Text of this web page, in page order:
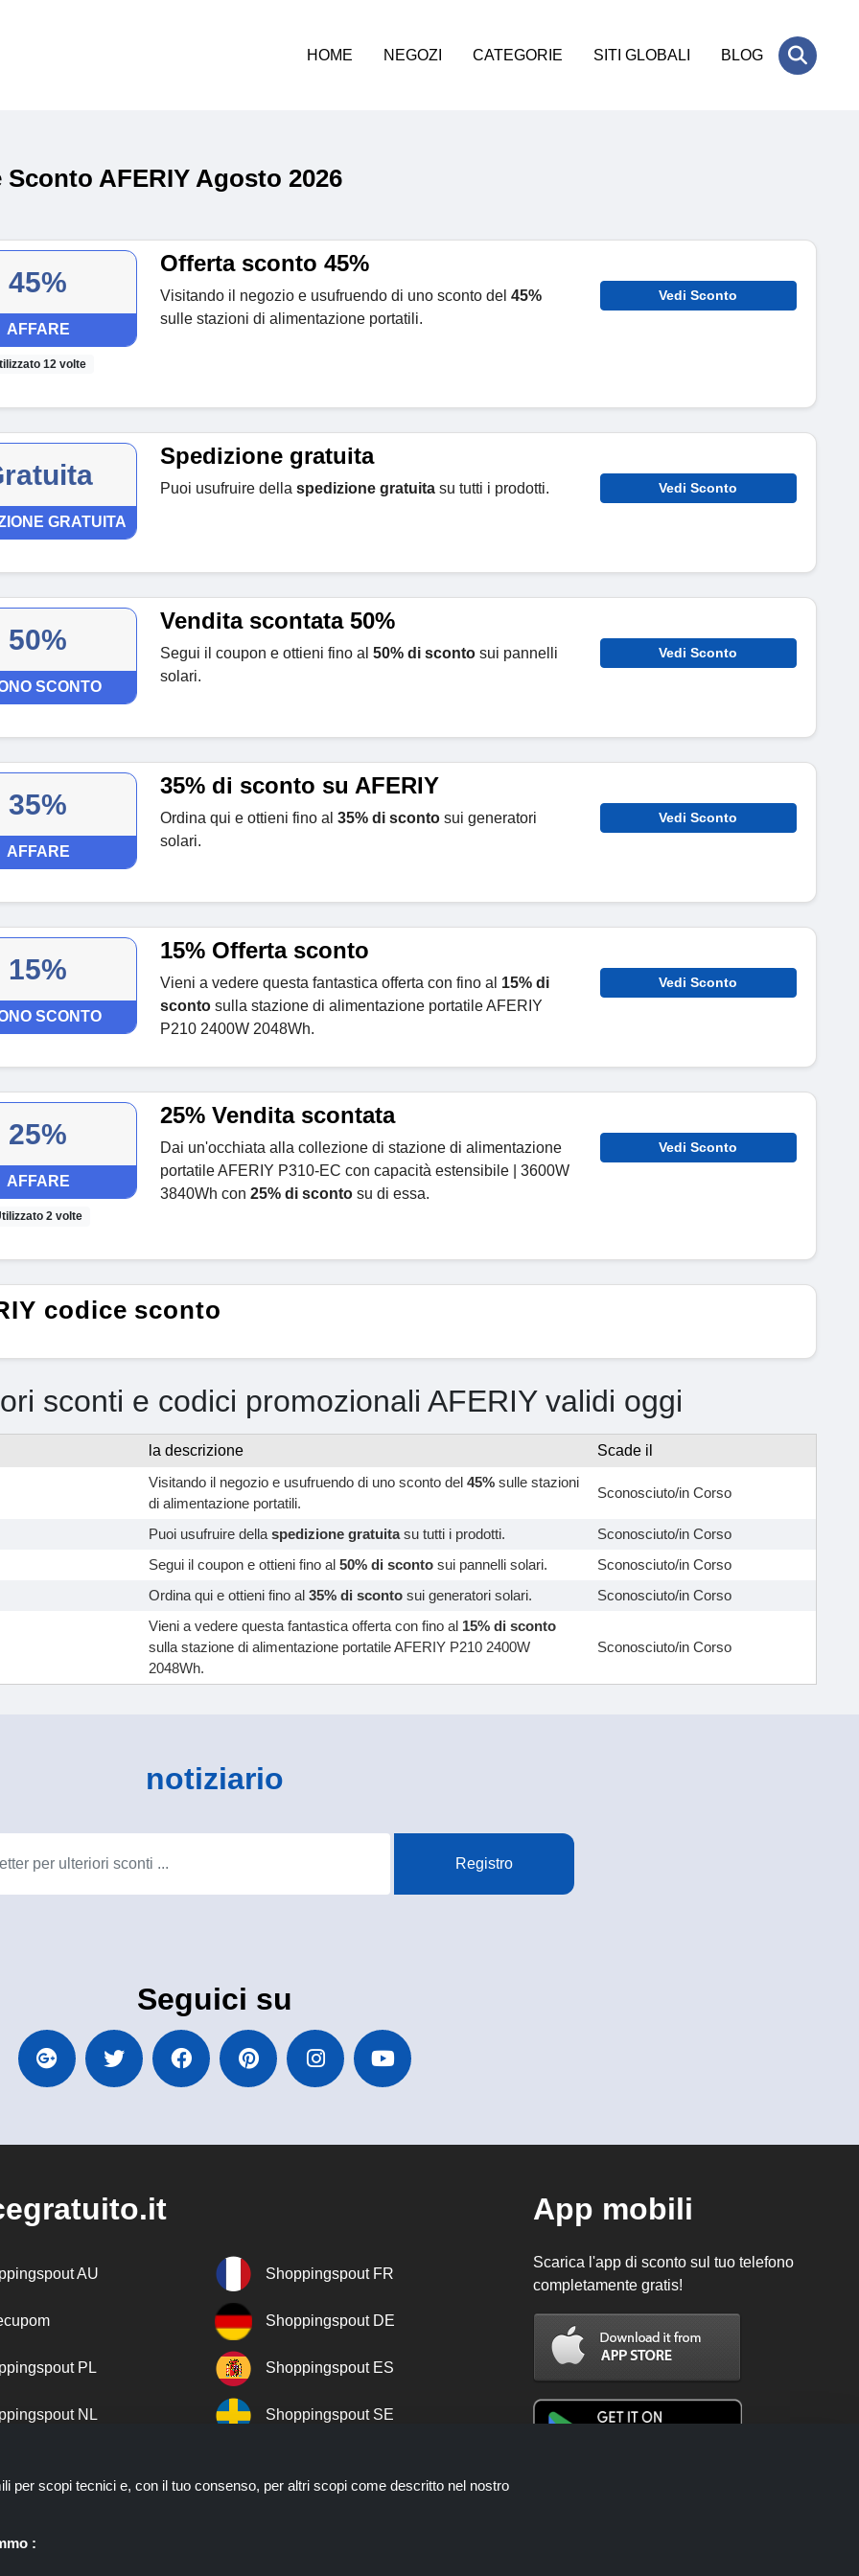
HOME NEGOZI CATEGORIE SITI GLOBALI BLOG
Sconto AFERIY Agosto 2026
45%
AFFARE
12 volte
Offerta sconto 45%
Visitando il negozio e usufruendo di uno sconto del 45%
sulle stazioni di alimentazione portatili.
Vedi Sconto
GRATUITA
Spedizione gratuita
Puoi usufruire della spedizione gratuitasu tutti i prodotti. Vedi Sconto
50%
SCONTO
Vendita scontata 50%
Segui il coupon e ottieni fino al 50% di scontosui pannelli
solari.
Vedi Sconto
35%
AFFARE
35% di sconto su AFERIY
Ordina qui e ottieni fino al 35% di scontosui generatori
solari.
Vedi Sconto
15%
SCONTO
15% Offerta sconto
Vieni a vedere questa fantastica offerta con fino al 15% di
scontosulla stazione di alimentazione portatile AFERIY
P210 2400W 2048Wh.
Vedi Sconto
25%
AFFARE
2 volte
25% Vendita scontata
Dai un'occhiata alla collezione di stazione di alimentazione
portatile AFERIY P310-EC con capacità estensibile | 3600W
3840Wh con 25% di scontosu di essa.
Vedi Sconto
codice sconto
sconti e codici promozionali AFERIY validi oggi
la descrizione
Scade il
Visitando il negozio e usufruendo di uno sconto del 45% sulle stazioni
di alimentazione portatili.
Sconosciuto/in Corso
Puoi usufruire della spedizione gratuitasu tutti i prodotti.
Sconosciuto/in Corso
Segui il coupon e ottieni fino al 50% di sconto sui pannelli solari.
Sconosciuto/in Corso
Ordina qui e ottieni fino al 35% di sconto sui generatori solari.
Sconosciuto/in Corso
Vieni a vedere questa fantastica offerta con fino al 15% di sconto
sulla stazione di alimentazione portatile AFERIY P210 2400W
2048Wh.
Sconosciuto/in Corso
notiziario
Registro
Seguici su
AU Shoppingspout FR
Shoppingspout DE
PL Shoppingspout ES
NL Shoppingspout SE
App mobili
Scarica l'app di sconto sul tuo telefono
completamente gratis!
per scopi tecnici e, con il tuo consenso, per altri scopi come descritto nel nostro
: